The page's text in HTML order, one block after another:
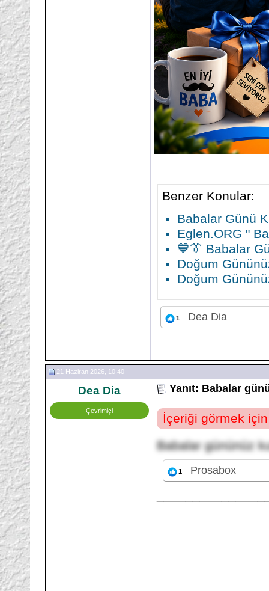
Benzer Konular:
Babalar Günü
Eglen.ORG "
💙👔 Babalar
Doğum
Doğum
1 Dea Dia
21 Haziran 2026, 10:40
Dea Dia
Çevrimiçi
Yanıt: Babalar
İçeriği görmek
Babalar gününüz
1 Prosabox